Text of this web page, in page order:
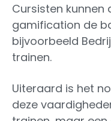
Cursisten kunnen
gamification de
bijvoorbeeld
trainen.
Uiteraard is het
deze